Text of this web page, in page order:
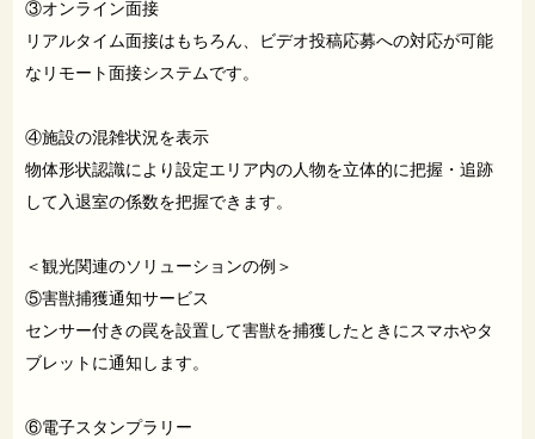
③オンライン面接
リアルタイム面接はもちろん、ビデオ投稿応募への対応が可能
なリモート面接システムです。
④施設の混雑状況を表示
物体形状認識により設定エリア内の人物を立体的に把握・追跡
して入退室の係数を把握できます。
＜観光関連のソリューションの例＞
⑤害獣捕獲通知サービス
センサー付きの罠を設置して害獣を捕獲したときにスマホやタ
ブレットに通知します。
⑥電子スタンプラリー